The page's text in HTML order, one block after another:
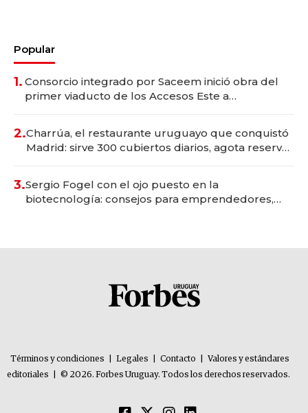
Popular
1. Consorcio integrado por Saceem inició obra del
primer viaducto de los Accesos Este a
2.Charrúa, el restaurante uruguayo que conquistó
Madrid: sirve 300 cubiertos diarios, agota reservas
3.Sergio Fogel con el ojo puesto en la
biotecnología: consejos para emprendedores,
Términos y condiciones Legales Contacto
Valores y estándares
editoriales
© 2026. Forbes Uruguay. Todos los derechos reservados.